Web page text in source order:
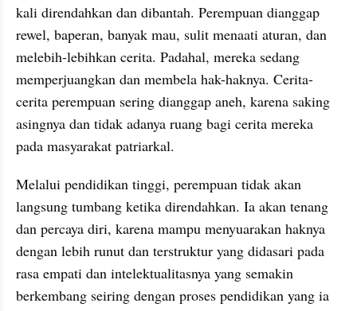
kali direndahkan dan dibantah. Perempuan dianggap
rewel, baperan, banyak mau, sulit menaati aturan, dan
melebih-lebihkan cerita. Padahal, mereka sedang
memperjuangkan dan membela hak-haknya. Cerita-
cerita perempuan sering dianggap aneh, karena saking
asingnya dan tidak adanya ruang bagi cerita mereka
pada masyarakat patriarkal.
Melalui pendidikan tinggi, perempuan tidak akan
langsung tumbang ketika direndahkan. Ia akan tenang
dan percaya diri, karena mampu menyuarakan haknya
dengan lebih runut dan terstruktur yang didasari pada
rasa empati dan intelektualitasnya yang semakin
berkembang seiring dengan proses pendidikan yang ia